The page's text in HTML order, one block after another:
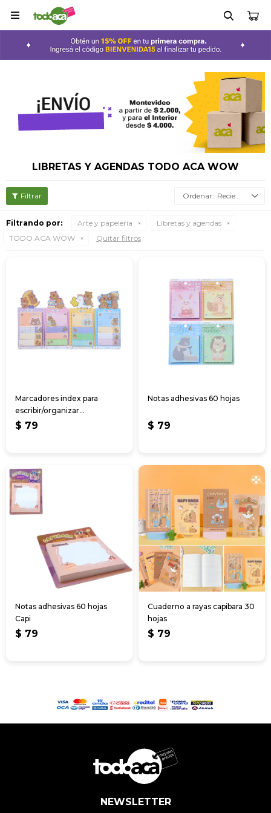

LIBRETAS Y AGENDAS TODO ACA WOW
Recientes
Filtrando por: Arte y papelería
Libretas y agendas
TODO ACA WOW
Quitar filtros
Marcadores index para
escribir/organizar
archivos/notas
$ 79
Notas adhesivas 60 hojas
$ 79
Notas adhesivas 60 hojas
Capi
$ 79
Cuaderno a rayas capibara 30
hojas
$ 79
NEWSLETTER